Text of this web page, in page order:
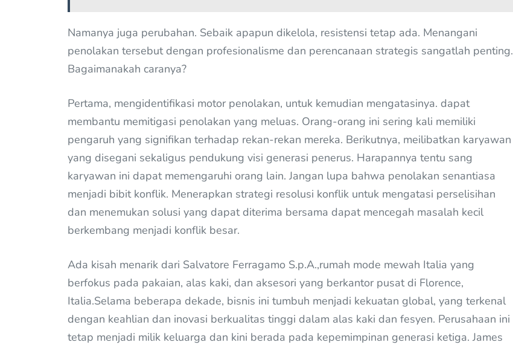
Namanya juga perubahan. Sebaik apapun dikelola, resistensi tetap ada. Menangani
penolakan tersebut dengan profesionalisme dan perencanaan strategis sangatlah penting.
Bagaimanakah caranya?
Pertama, mengidentifikasi motor penolakan, untuk kemudian mengatasinya. dapat
membantu memitigasi penolakan yang meluas. Orang-orang ini sering kali memiliki
pengaruh yang signifikan terhadap rekan-rekan mereka. Berikutnya, meilibatkan karyawan
yang disegani sekaligus pendukung visi generasi penerus. Harapannya tentu sang
karyawan ini dapat memengaruhi orang lain. Jangan lupa bahwa penolakan senantiasa
menjadi bibit konflik. Menerapkan strategi resolusi konflik untuk mengatasi perselisihan
dan menemukan solusi yang dapat diterima bersama dapat mencegah masalah kecil
berkembang menjadi konflik besar.
Ada kisah menarik dari Salvatore Ferragamo S.p.A.,rumah mode mewah Italia yang
berfokus pada pakaian, alas kaki, dan aksesori yang berkantor pusat di Florence,
Italia.Selama beberapa dekade, bisnis ini tumbuh menjadi kekuatan global, yang terkenal
dengan keahlian dan inovasi berkualitas tinggi dalam alas kaki dan fesyen. Perusahaan ini
tetap menjadi milik keluarga dan kini berada pada kepemimpinan generasi ketiga. James